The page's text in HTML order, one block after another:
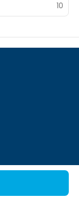
10
buiten